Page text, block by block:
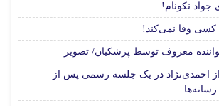
جواد نکونام!
کسی وفا نمی‌کند!
معروف توسط پزشکیان/ تصویر
از احمدی‌نژاد در یک جلسه رسمی پس از